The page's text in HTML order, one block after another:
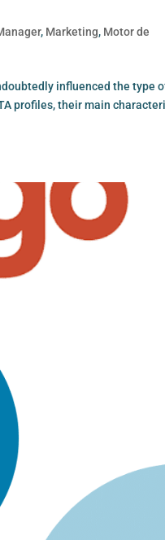
, Marketing, Motor de
influenced the type
profiles, their main